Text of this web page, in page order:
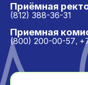
Приёмная
(812) 388-36-31
Приемная
(800) 200-00-57,